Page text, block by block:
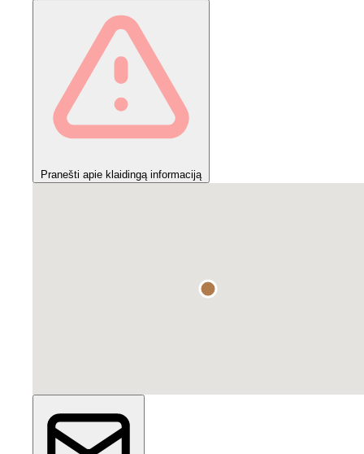
Pranešti apie klaidingą informaciją